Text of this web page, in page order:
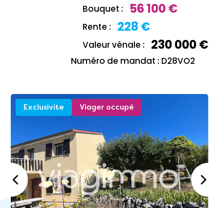
Bouquet : 56 100 €
Rente : 228 €
Valeur vénale : 230 000 €
Numéro de mandat : D28VO2
Exclusivite Viager occupé